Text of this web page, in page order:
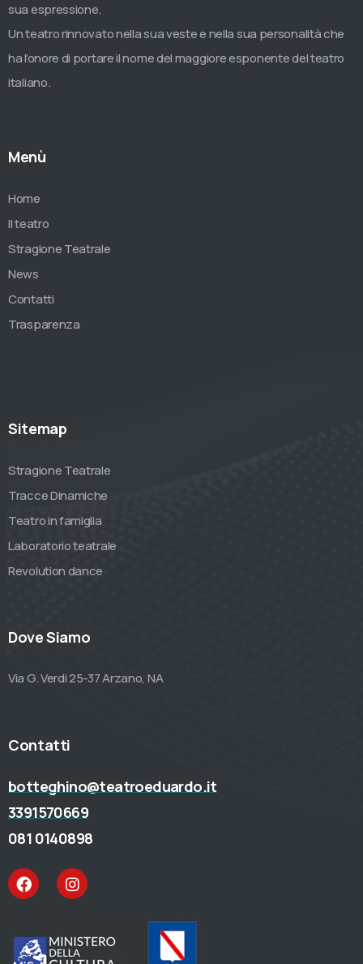
sua espressione.
Un teatro rinnovato nella sua veste e nella sua personalità che
ha l’onore di portare il nome del maggiore esponente del teatro
italiano.
Menù
Home
Il teatro
Stragione Teatrale
News
Contatti
Trasparenza
Sitemap
Stragione Teatrale
Tracce Dinamiche
Teatro in famiglia
Laboratorio teatrale
Revolution dance
Dove Siamo
Via G. Verdi 25-37 Arzano, NA
Contatti
botteghino@teatroeduardo.it
3391570669
081 0140898